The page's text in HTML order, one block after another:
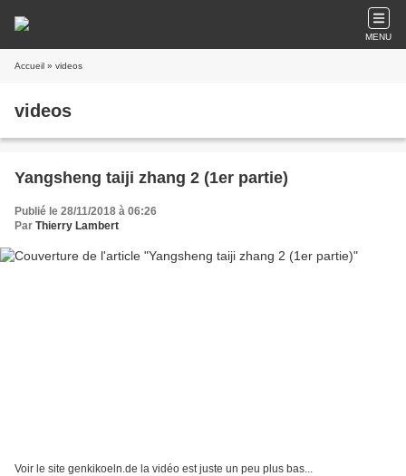
MENU
Accueil » videos
videos
Yangsheng taiji zhang 2 (1er partie)
Publié le 28/11/2018 à 06:26
Par Thierry Lambert
Voir le site genkikoeln.de la vidéo est juste un peu plus bas...